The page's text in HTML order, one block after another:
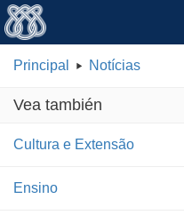
Principal Notícias
Vea también
Cultura e Extensão
Ensino